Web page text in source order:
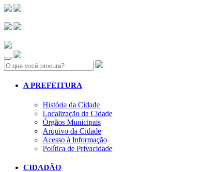
Search:
A PREFEITURA
História da Cidade
Localização da Cidade
Órgãos Municipais
Arquivo da Cidade
Acesso à Informação
Política de Privacidade
CIDADÃO